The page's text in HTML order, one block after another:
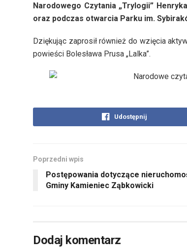
Narodowego Czytania „Trylogii”
oraz podczas otwarcia Parku im.
Dziękując zaprosił również do wzięcia
powieści Bolesława Prusa „Lalka”.
Udostępnij
Poprzedni wpis
Postępowania dotyczące
Gminy Kamieniec Ząbkowicki
Dodaj komentarz